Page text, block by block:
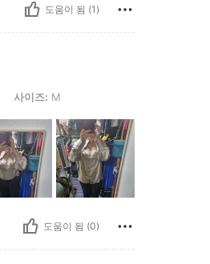
도움이 됨 (1)
사이즈: M
도움이 됨 (0)